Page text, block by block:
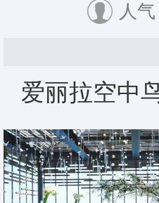
人
爱丽拉空中